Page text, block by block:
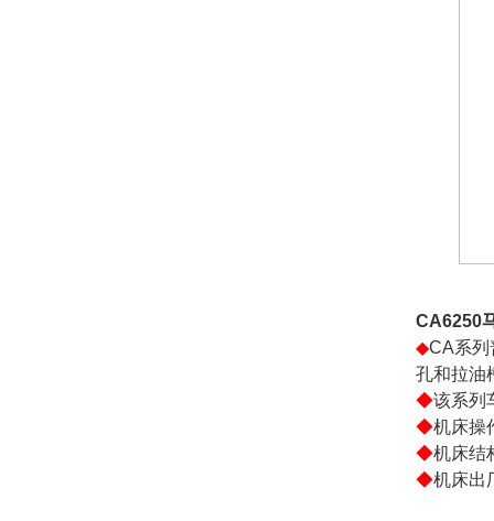
CA6250
◆CA系列
孔和拉油
◆该系列
◆机床操
◆机床结
◆机床出